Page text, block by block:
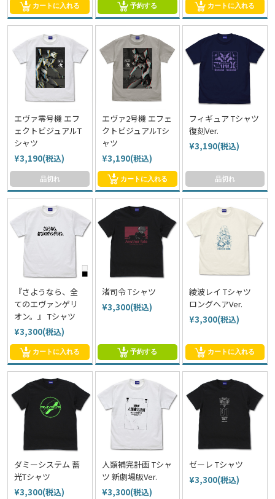
カートに入れる 予約する カートに入れる
エヴァ零号機 エフ
ェクトビジュアルT
シャツ
¥3,190(税込)
品切れ
エヴァ2号機 エフェ
クトビジュアルTシ
ャツ
¥3,190(税込)
カートに入れる
フィギュア Tシャツ
復刻Ver.
¥3,190(税込)
品切れ
『さようなら、全
てのエヴァンゲリ
オン。』 Tシャツ
¥3,300(税込)
カートに入れる
渚司令 Tシャツ
¥3,300(税込)
予約する
綾波レイ Tシャツ
ロングヘアVer.
¥3,300(税込)
カートに入れる
ダミーシステム 蓄
光Tシャツ
¥3,300(税込)
人類補完計画 Tシャ
ツ 新劇場版Ver.
¥3,300(税込)
ゼーレ Tシャツ
¥3,300(税込)